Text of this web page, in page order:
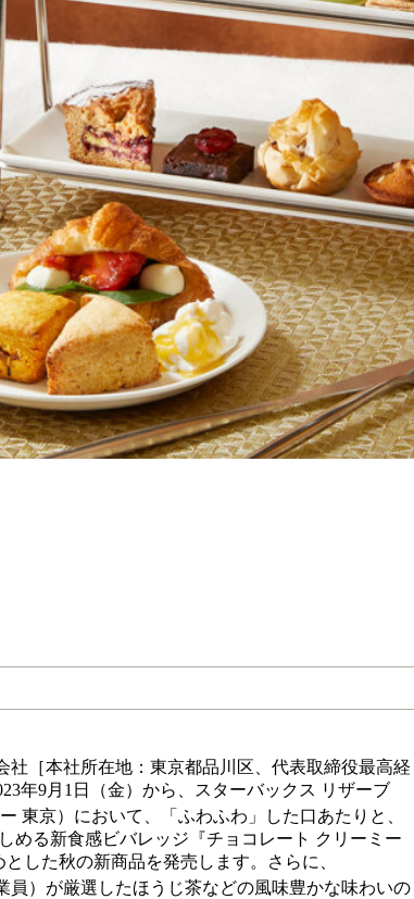
社［本社所在地：東京都品川区、代表取締役最高経
年9月1日（金）から、スターバックス リザーブ
東京）において、「ふわふわ」した口あたりと、
める新食感ビバレッジ『チョコレート クリーミー
した秋の新商品を発売します。さらに、
員）が厳選したほうじ茶などの風味豊かな味わいの